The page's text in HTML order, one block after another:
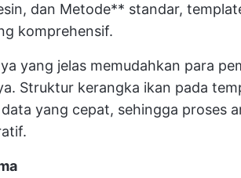
dan Metode** standar,
komprehensif.
yang jelas memudahkan para
Struktur kerangka ikan pada
yang cepat, sehingga proses